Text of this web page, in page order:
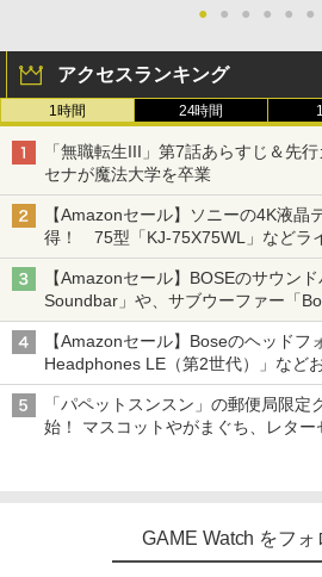
● ● ● ● ● ●
アクセスランキング
1時間 24時間
「無職転生III」第7話あらすじ＆先
セナが魔法大学を卒業
【Amazonセール】ソニーの4K液晶
得！ 75型「KJ-75X75WL」などラ
【Amazonセール】BOSEのサウン
Soundbar」や、サブウーファー「
Subwoofer」などお買い得！
【Amazonセール】Boseのヘッド
Headphones LE（第2世代）」など
イマーシブオーディオで臨場感ある
「パペットスンスン」の郵便局限
始！ マスコットやがまぐち、レター
GAME Watch をフォ